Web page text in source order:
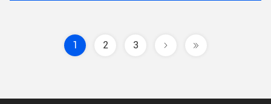
1 2 3